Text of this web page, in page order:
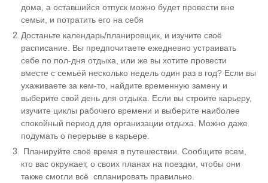
дома, а оставшийся отпуск можно будет провести вне
семьи, и потратить его на себя
Достаньте календарь/планировщик, и изучите своё
расписание. Вы предпочитаете ежедневно устраивать
себе по пол-дня отдыха, или же вы хотите провести
вместе с семьёй несколько недель один раз в год? Если вы
ухаживаете за кем-то, найдите временную замену и
выберите свой день для отдыха. Если вы строите карьеру,
изучите циклы рабочего времени и выберите наиболее
спокойный период для организации отдыха. Можно даже
подумать о перерыве в карьере.
Планируйте своё время в путешествии. Сообщите всем,
кто вас окружает, о своих планах на поездки, чтобы они
также смогли всё спланировать правильно.